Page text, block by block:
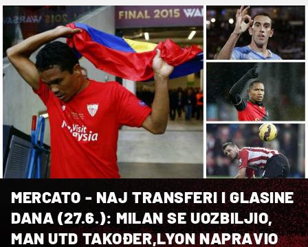
MERCATO - NAJ TRANSFERI I GLASINE
DANA (27.6.): MILAN SE UOZBILJIO,
MAN UTD TAKOĐER,LYON NAPRAVIO